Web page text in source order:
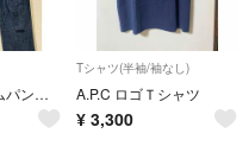
A.P.C. 28 デニムパンツ PETIT STANDARD 黒 ブラック
Tシャツ(半袖/袖なし)
A.P.C ロゴＴシャツ
¥ 3,300